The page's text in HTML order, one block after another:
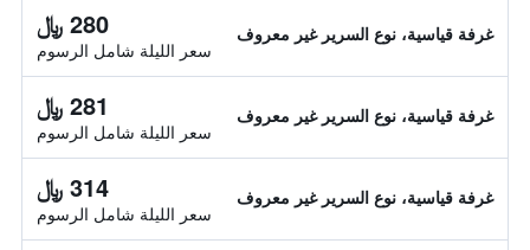
غرفة قياسية، نوع السرير غير معروف 280 ﷼
سعر الليلة شامل الرسوم
غرفة قياسية، نوع السرير غير معروف 281 ﷼
سعر الليلة شامل الرسوم
غرفة قياسية، نوع السرير غير معروف 314 ﷼
سعر الليلة شامل الرسوم